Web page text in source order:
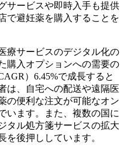
サービスや即時入手も提供
で避妊薬を購入することを
療サービスのデジタル化の
購入オプションへの需要の
）6.45%で成長すると
は、自宅への配送や遠隔医
の便利な注文が可能なオン
います。また、複数の国に
タル処方箋サービスの拡大
を後押ししています。